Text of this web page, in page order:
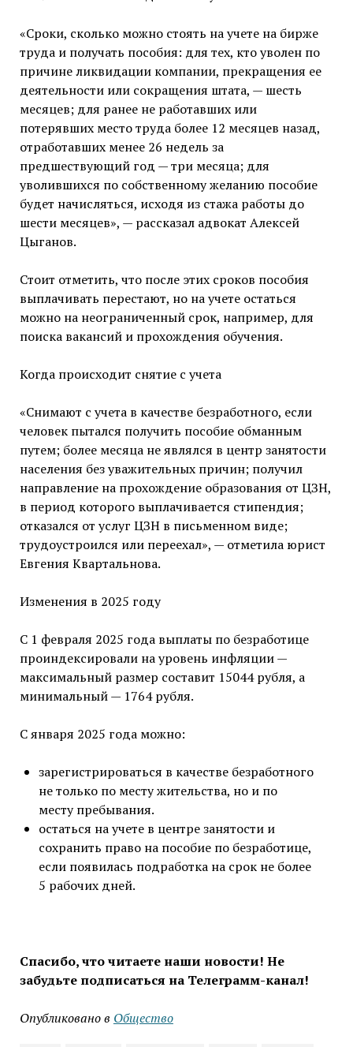
«Сроки, сколько можно стоять на учете на бирже
труда и получать пособия: для тех, кто уволен по
причине ликвидации компании, прекращения ее
деятельности или сокращения штата, — шесть
месяцев; для ранее не работавших или
потерявших место труда более 12 месяцев назад,
отработавших менее 26 недель за
предшествующий год — три месяца; для
уволившихся по собственному желанию пособие
будет начисляться, исходя из стажа работы до
шести месяцев», — рассказал адвокат Алексей
Цыганов.
Стоит отметить, что после этих сроков пособия
выплачивать перестают, но на учете остаться
можно на неограниченный срок, например, для
поиска вакансий и прохождения обучения.
Когда происходит снятие с учета
«Снимают с учета в качестве безработного, если
человек пытался получить пособие обманным
путем; более месяца не являлся в центр занятости
населения без уважительных причин; получил
направление на прохождение образования от ЦЗН,
в период которого выплачивается стипендия;
отказался от услуг ЦЗН в письменном виде;
трудоустроился или переехал», — отметила юрист
Евгения Квартальнова.
Изменения в 2025 году
С 1 февраля 2025 года выплаты по безработице
проиндексировали на уровень инфляции —
максимальный размер составит 15044 рубля, а
минимальный — 1764 рубля.
С января 2025 года можно:
зарегистрироваться в качестве безработного
не только по месту жительства, но и по
месту пребывания.
остаться на учете в центре занятости и
сохранить право на пособие по безработице,
если появилась подработка на срок не более
5 рабочих дней.
Спасибо, что читаете наши новости! Не
забудьте подписаться на Телеграмм-канал!
Опубликовано в Общество